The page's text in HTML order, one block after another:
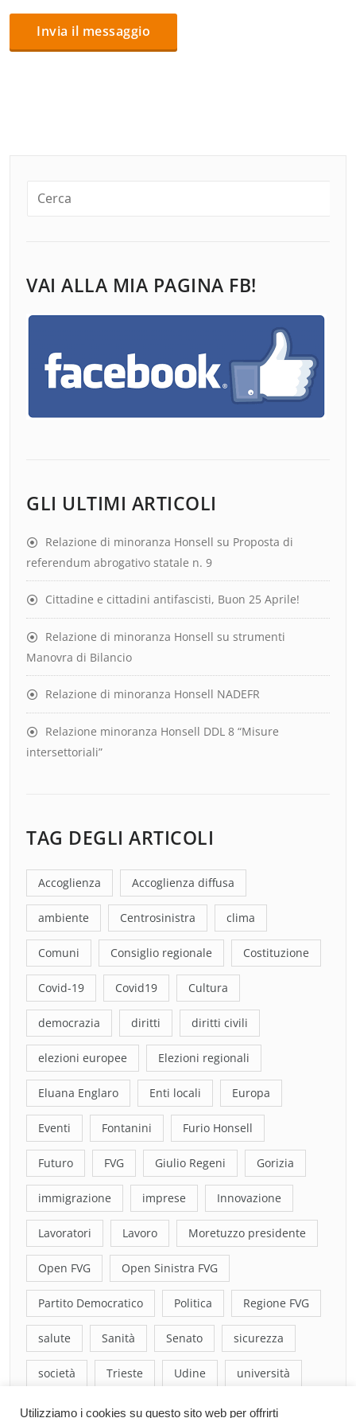
VAI ALLA MIA PAGINA FB!
GLI ULTIMI ARTICOLI
Relazione di minoranza Honsell su Proposta di
referendum abrogativo statale n. 9
Cittadine e cittadini antifascisti, Buon 25 Aprile!
Relazione di minoranza Honsell su strumenti
Manovra di Bilancio
Relazione di minoranza Honsell NADEFR
Relazione minoranza Honsell DDL 8 “Misure
intersettoriali”
TAG DEGLI ARTICOLI
Accoglienza Accoglienza diffusa
ambiente Centrosinistra clima
Comuni Consiglio regionale Costituzione
Covid-19 Covid19 Cultura
democrazia diritti diritti civili
elezioni europee Elezioni regionali
Eluana Englaro Enti locali Europa
Eventi Fontanini Furio Honsell
Futuro FVG Giulio Regeni Gorizia
immigrazione imprese Innovazione
Lavoratori Lavoro Moretuzzo presidente
Open FVG Open Sinistra FVG
Partito Democratico Politica Regione FVG
salute Sanità Senato sicurezza
società Trieste Udine università
Utilizziamo i cookies su questo sito web per offrirti